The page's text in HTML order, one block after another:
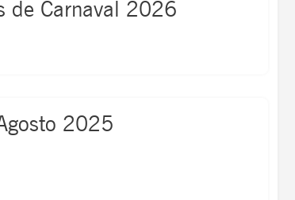
de Carnaval 2026
2025